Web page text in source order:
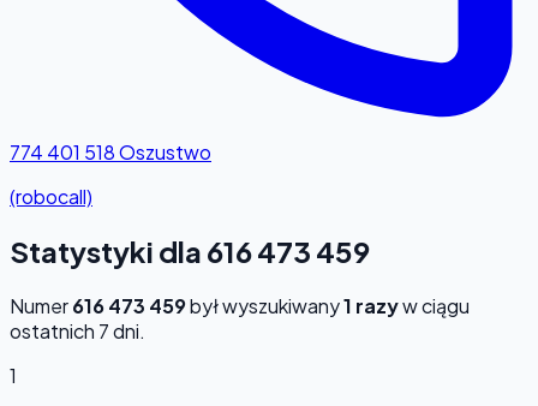
774 401 518Oszustwo
(robocall)
Statystyki dla 616 473 459
Numer616 473 459był wyszukiwany1 razyw ciągu
ostatnich 7 dni.
1